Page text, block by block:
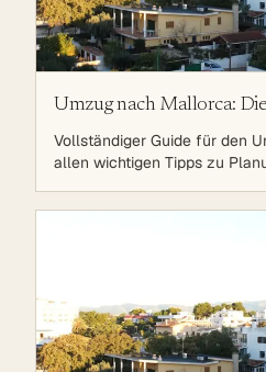
Umzug nach Mallorca:
Vollständiger Guide für den
allen wichtigen Tipps zu
Gesundheit und Integration.